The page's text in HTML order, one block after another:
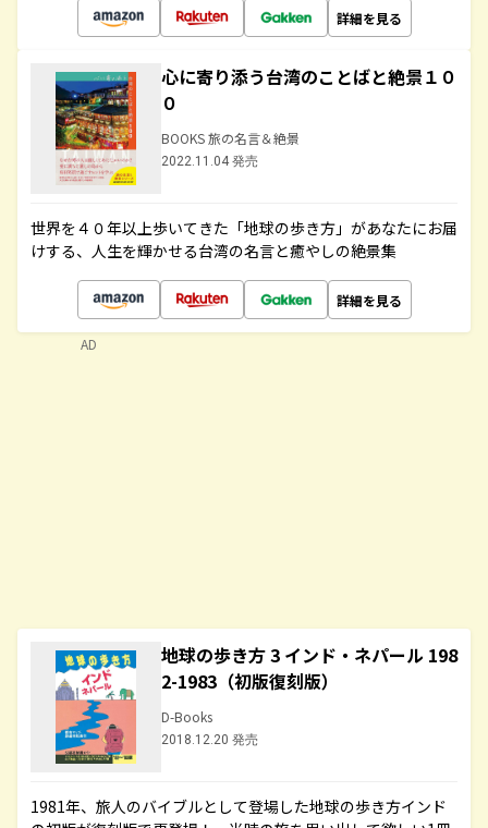
詳細を見る
心に寄り添う台湾のことばと絶景１０
０
BOOKS 旅の名言＆絶景
2022.11.04 発売
世界を４０年以上歩いてきた「地球の歩き方」があなたにお届
けする、人生を輝かせる台湾の名言と癒やしの絶景集
詳細を見る
地球の歩き方 3 インド・ネパール 198
2-1983（初版復刻版）
D-Books
2018.12.20 発売
1981年、旅人のバイブルとして登場した地球の歩き方インド
AD